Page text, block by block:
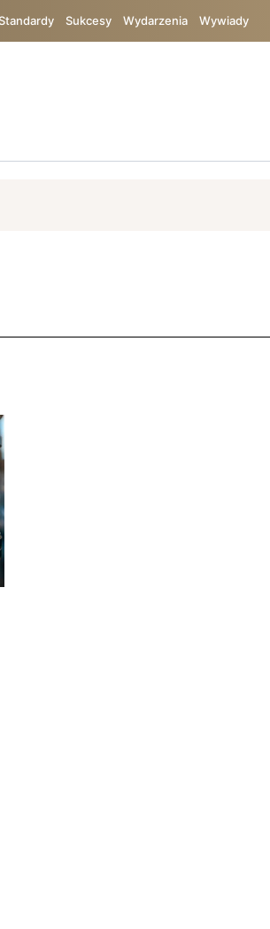
Sukcesy Wydarzenia Wywiady